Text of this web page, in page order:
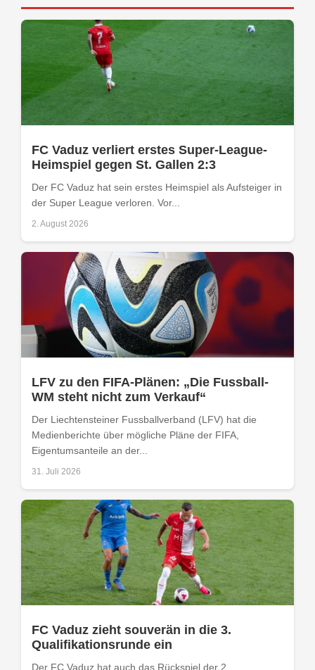
FC Vaduz verliert erstes Super-League-
Heimspiel gegen St. Gallen 2:3
Der FC Vaduz hat sein erstes Heimspiel als Aufsteiger in
der Super League verloren. Vor...
2. August 2026
LFV zu den FIFA-Plänen: „Die Fussball-
WM steht nicht zum Verkauf“
Der Liechtensteiner Fussballverband (LFV) hat die
Medienberichte über mögliche Pläne der FIFA,
Eigentumsanteile an der...
31. Juli 2026
FC Vaduz zieht souverän in die 3.
Qualifikationsrunde ein
Der FC Vaduz hat auch das Rückspiel der 2.